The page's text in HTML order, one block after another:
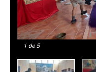
1 de 5